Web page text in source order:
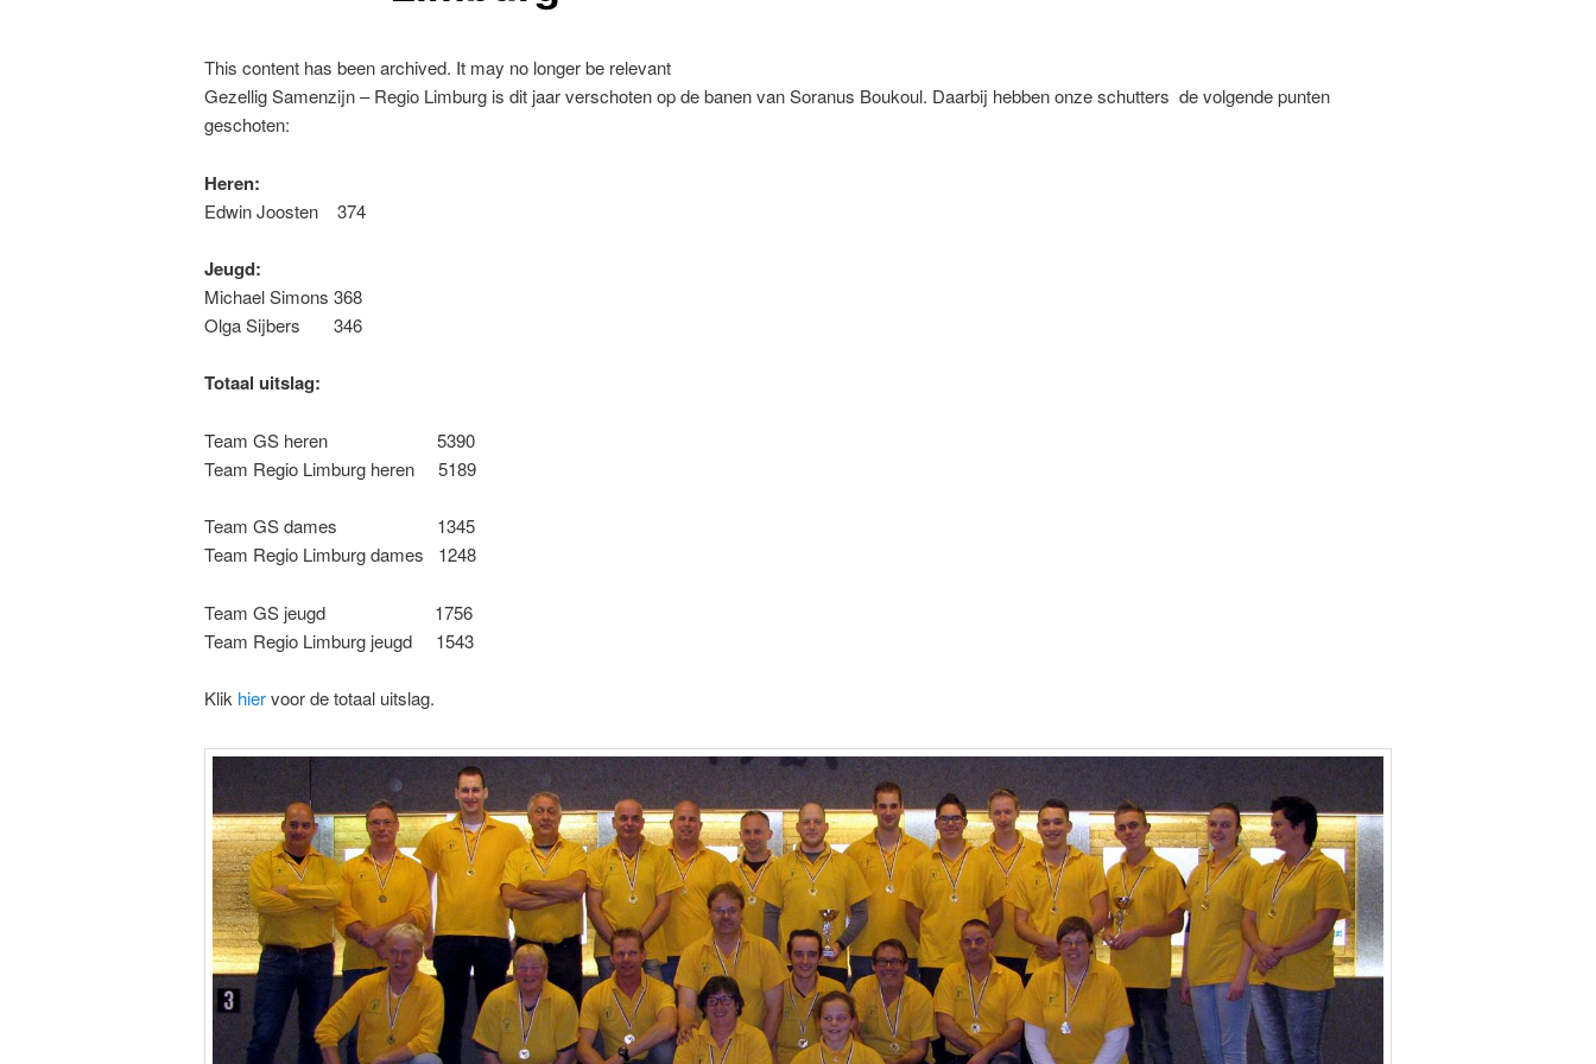
This content has been archived. It may no longer be relevant
Gezellig Samenzijn – Regio Limburg is dit jaar verschoten op de banen van Soranus Boukoul. Daarbij hebben onze schutters de volgende punten
geschoten:
Heren:
Edwin Joosten 374
Jeugd:
Michael Simons 368
Olga Sijbers 346
Totaal uitslag:
Team GS heren 5390
Team Regio Limburg heren 5189
Team GS dames 1345
Team Regio Limburg dames 1248
Team GS jeugd 1756
Team Regio Limburg jeugd 1543
Klik hiervoor de totaal uitslag.